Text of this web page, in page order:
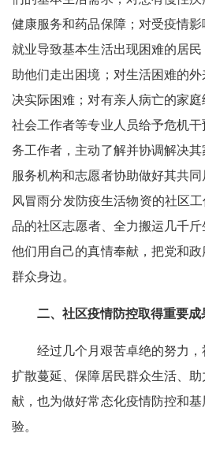
健康服务和药品保障；对受疫情影
就业导致基本生活出现困难的居
助他们走出困境；对生活困难的
决实际困难；对有亲人病亡的家
社会工作者等专业人员给予危机
务工作者，主动了解并协调解决
服务机构和志愿者协助做好其共
风冒雨分发防疫生活物资的社区
品的社区志愿者、全力搬运几千
他们用自己的真情奉献，把党和
群众身边。
二、社区疫情防控取得重要成
经过几个月艰苦卓绝的努力
扩散蔓延、保障居民群众生活、
献，也为做好常态化疫情防控和
验。